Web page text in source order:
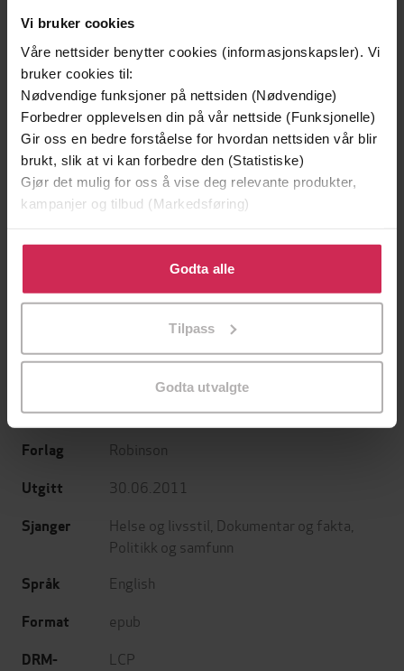
Vi bruker cookies
Våre nettsider benytter cookies (informasjonskapsler). Vi
bruker cookies til:
Nødvendige funksjoner på nettsiden (Nødvendige)
Forbedrer opplevelsen din på vår nettside (Funksjonelle)
Gir oss en bedre forståelse for hvordan nettsiden vår blir
brukt, slik at vi kan forbedre den (Statistiske)
Gjør det mulig for oss å vise deg relevante produkter,
kampanjer og tilbud (Markedsføring)
Klikk på «Godta alle» for å gi oss ditt samtykke til å
bruke cookies for alle disse formålene. Du kan også
tilpasse ditt samtykke til spesifikke formål ved å klikke
Godta alle
Tilpass
Godta utvalgte
99,-
Den ingen ser
99,-
Undertittel Inspirational Stories of Hope and Recovery
David Veale(forfatter),
(forfatter)
Forlag Robinson
Utgitt 30.06.2011
Sjanger Helse og livsstil Dokumentar og fakta
Politikk og samfunn
Språk English
Format epub
DRM-
LCP